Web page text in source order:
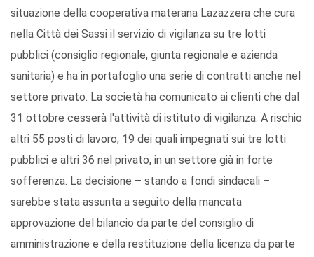
situazione della cooperativa materana Lazazzera che cura
nella Città dei Sassi il servizio di vigilanza su tre lotti
pubblici (consiglio regionale, giunta regionale e azienda
sanitaria) e ha in portafoglio una serie di contratti anche nel
settore privato. La società ha comunicato ai clienti che dal
31 ottobre cesserà l'attività di istituto di vigilanza. A rischio
altri 55 posti di lavoro, 19 dei quali impegnati sui tre lotti
pubblici e altri 36 nel privato, in un settore già in forte
sofferenza. La decisione – stando a fondi sindacali –
sarebbe stata assunta a seguito della mancata
approvazione del bilancio da parte del consiglio di
amministrazione e della restituzione della licenza da parte